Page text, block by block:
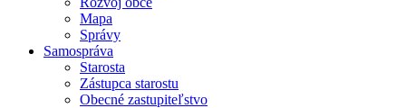
Mapa
Správy
Samospráva
Starosta
Zástupca starostu
Obecné zastupiteľstvo